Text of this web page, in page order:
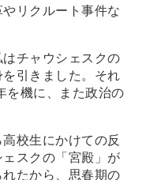
リクルート事件な
チャウシェスクの
引きました。それ
を機に、また政治の
校生にかけての反
スクの「宮殿」が
たから、思春期の